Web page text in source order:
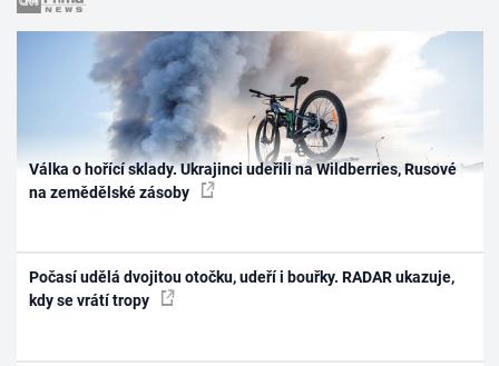
Válka o hořící sklady. Ukrajinci udeřili na Wildberries, Rusové
na zemědělské zásoby
Počasí udělá dvojitou otočku, udeří i bouřky. RADAR ukazuje,
kdy se vrátí tropy